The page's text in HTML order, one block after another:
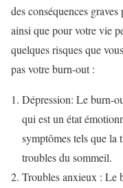
des conséquences
ainsi que pour votre vie
quelques risques que
pas votre burn-out :
Dépression: Le burn-
qui est un état
symptômes tels que la
troubles du sommeil.
Troubles anxieux : Le